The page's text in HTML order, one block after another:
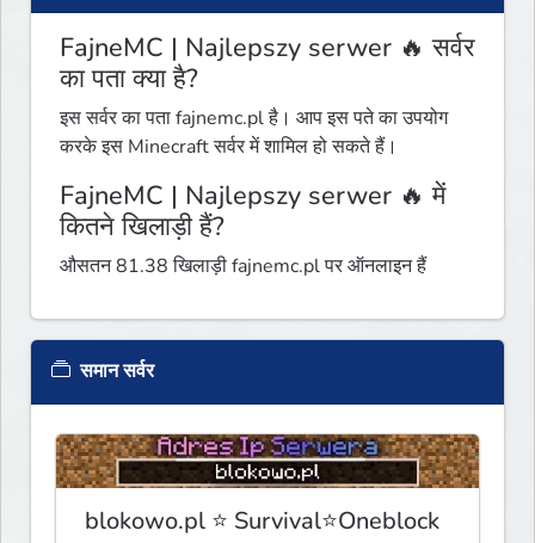
FajneMC | Najlepszy serwer 🔥 सर्वर
का पता क्या है?
इस सर्वर का पता fajnemc.pl है। आप इस पते का उपयोग
करके इस Minecraft सर्वर में शामिल हो सकते हैं।
FajneMC | Najlepszy serwer 🔥 में
कितने खिलाड़ी हैं?
औसतन 81.38 खिलाड़ी fajnemc.pl पर ऑनलाइन हैं
समान सर्वर
blokowo.pl ⭐ Survival⭐Oneblock